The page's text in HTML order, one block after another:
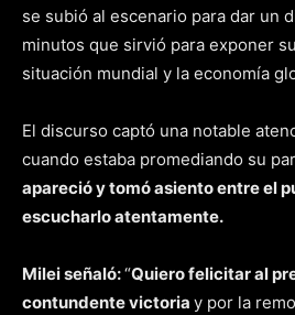
se subió al escenario para dar un
minutos que sirvió para exponer
situación mundial y la economía
El discurso captó una notable
cuando estaba promediando su
apareció y tomó asiento entre el
escucharlo atentamente.
Milei señaló:“Quiero felicitar al
contundente victoria y por la